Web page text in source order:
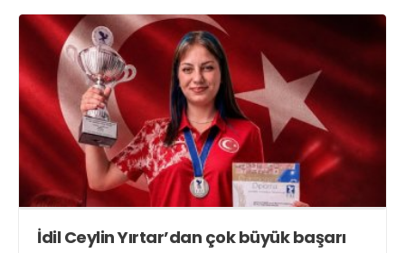
İdil Ceylin Yırtar’dan çok büyük başarı